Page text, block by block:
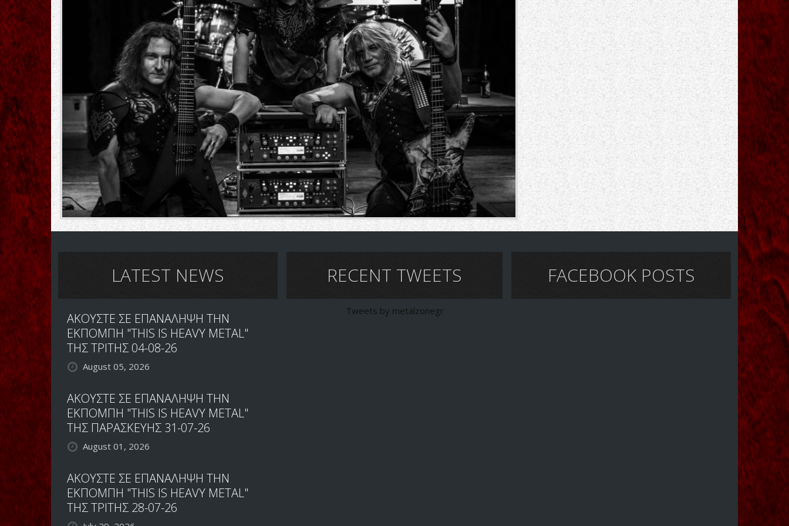
LATEST NEWS
ΑΚΟΥΣΤΕ ΣΕ ΕΠΑΝΑΛΗΨΗ ΤΗΝ
ΕΚΠΟΜΠΗ "THIS IS HEAVY METAL"
ΤΗΣ ΤΡΙΤΗΣ 04-08-26
August 05, 2026
ΑΚΟΥΣΤΕ ΣΕ ΕΠΑΝΑΛΗΨΗ ΤΗΝ
ΕΚΠΟΜΠΗ "THIS IS HEAVY METAL"
ΤΗΣ ΠΑΡΑΣΚΕΥΗΣ 31-07-26
August 01, 2026
ΑΚΟΥΣΤΕ ΣΕ ΕΠΑΝΑΛΗΨΗ ΤΗΝ
ΕΚΠΟΜΠΗ "THIS IS HEAVY METAL"
ΤΗΣ ΤΡΙΤΗΣ 28-07-26
RECENT TWEETS
Tweets by metalzonegr
FACEBOOK POSTS